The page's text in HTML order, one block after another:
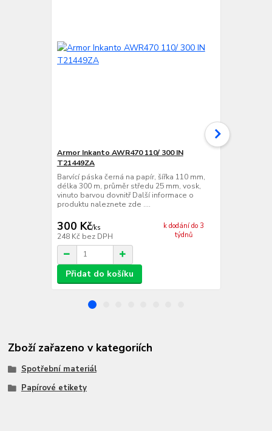
Armor Inkanto AWR470 110/ 300 IN
T21449ZA
Barvící páska černá na papír, šířka 110 mm,
délka 300 m, průměr středu 25 mm, vosk,
vinuto barvou dovnitř Další informace o
produktu naleznete zde ....
300 Kč/ks
248 Kč bez DPH
k dodání do 3
týdnů
Přidat do košíku
Zboží zařazeno v kategoriích
Spotřební materiál
Papírové etikety